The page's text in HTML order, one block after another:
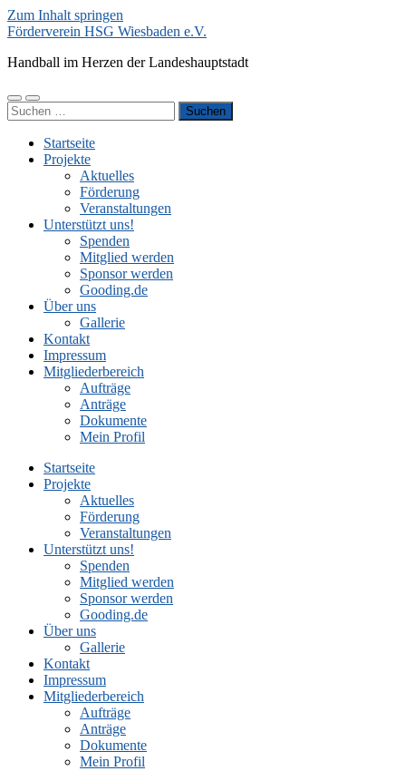
Zum Inhalt springen
Förderverein HSG Wiesbaden e.V.
Handball im Herzen der Landeshauptstadt
Mobile-
Menü
Suchfeld
ein-/ausblenden
Suchen
nach:
Startseite
Projekte
Aktuelles
Förderung
Veranstaltungen
Unterstützt uns!
Spenden
Mitglied werden
Sponsor werden
Gooding.de
Über uns
Gallerie
Kontakt
Impressum
Mitgliederbereich
Aufträge
Anträge
Dokumente
Mein Profil
Startseite
Projekte
Aktuelles
Förderung
Veranstaltungen
Unterstützt uns!
Spenden
Mitglied werden
Sponsor werden
Gooding.de
Über uns
Gallerie
Kontakt
Impressum
Mitgliederbereich
Aufträge
Anträge
Dokumente
Mein Profil